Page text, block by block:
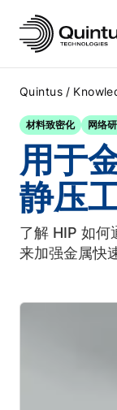
Quintus /
材料致密化 网络
用于
静压
了解 HIP 如何
来加强金属快